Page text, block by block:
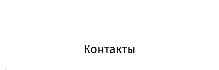
Контакты